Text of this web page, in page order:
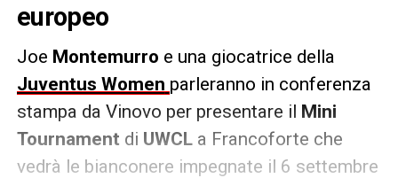
europeo
Joe Montemurro e una giocatrice della
Juventus Women parleranno in conferenza
stampa da Vinovo per presentare il Mini
Tournament di UWCLa Francoforte che
vedrà le bianconere impegnate il 6 settembre